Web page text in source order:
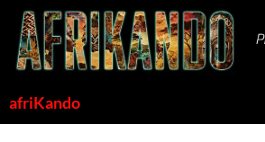
Saltar
contenido
afriKando